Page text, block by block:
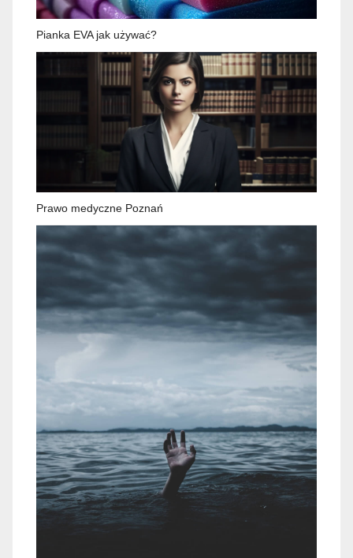
Pianka EVA jak używać?
Prawo medyczne Poznań